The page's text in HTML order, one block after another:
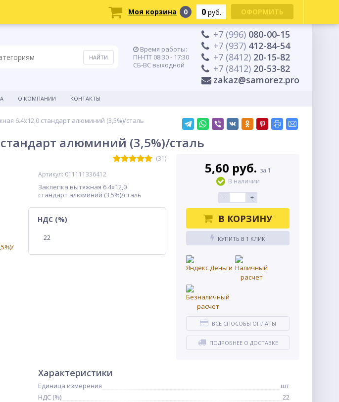
Время работы:
ПН-ПТ 08:30 - 17:30
СБ-ВС выходной
+7 (996) 080-00-15
+7 (937) 412-84-54
+7 (8412) 20-15-82
+7 (8412) 20-53-82
zakaz@samorez.pro
О КОМПАНИИ КОНТАКТЫ
6.4х12,0 стандарт алюминий (3,5%)/сталь
алюминий (3,5%)/сталь
(31)
Артикул: 011111336412
Заклепка вытяжная 6.4х12,0
стандарт алюминий (3,5%)/сталь
НДС (%)
22
5,60 руб. за 1
В наличии
- +
В КОРЗИНУ
КУПИТЬ В 1 КЛИК
ВСЕ СПОСОБЫ ОПЛАТЫ
ПОДРОБНЕЕ О ДОСТАВКЕ
Характеристики
Единица измерения
шт
НДС (%)
22
Моя корзина 0 0 руб. ОФОРМИТЬ